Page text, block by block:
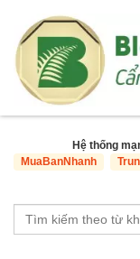
Hệ thống
MuaBanNhanh